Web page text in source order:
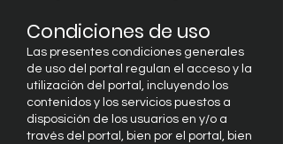
Condiciones de uso
Las presentes condiciones generales
de uso del portal regulan el acceso y la
utilización del portal, incluyendo los
contenidos y los servicios puestos a
disposición de los usuarios en y/o a
través del portal, bien por el portal, bien